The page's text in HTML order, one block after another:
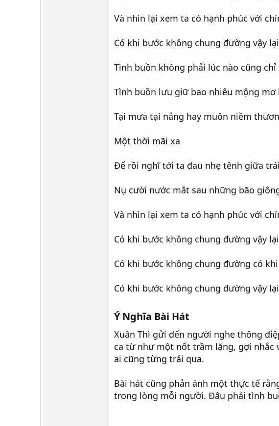
Và nhìn lại xem ta có hạnh phúc với
Có khi bước không chung đường vậy
Tình buồn không phải lúc nào cũng chỉ
Tình buồn lưu giữ bao nhiêu mộng mơ
Tại mưa tại nắng hay muôn niềm
Một thời mãi xa
Để rồi nghĩ tới ta đau nhẹ tênh giữa
Nụ cười nước mắt sau những bão
Và nhìn lại xem ta có hạnh phúc với
Có khi bước không chung đường vậy
Có khi bước không chung đường có
Có khi bước không chung đường vậy
Ý Nghĩa Bài Hát
Xuân Thì gửi đến người nghe thông
ca từ như một nốt trầm lặng, gợi nhắc
ai cũng từng trải qua.
Bài hát cũng phản ánh một thực tế
trong lòng mỗi người. Đâu phải tình